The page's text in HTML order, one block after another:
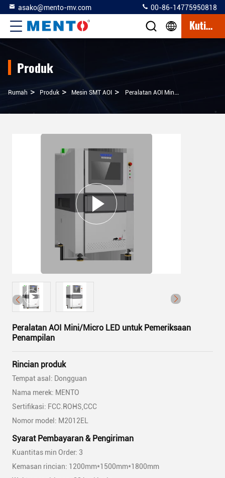
asako@mento-mv.com 00-86-14775950818
Kutipan
Produk
Rumah > Produk > Mesin SMT AOI > Peralatan AOI Mini/Micro LED Untuk Pemeriksaan Penampilan
Peralatan AOI Mini/Micro LED untuk Pemeriksaan
Penampilan
Rincian produk
Tempat asal: Dongguan
Nama merek: MENTO
Sertifikasi: FCC.ROHS,CCC
Nomor model: M2012EL
Syarat Pembayaran & Pengiriman
Kuantitas min Order: 3
Kemasan rincian: 1200mm*1500mm*1800mm